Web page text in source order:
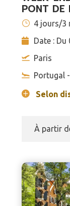
PONT DE
4 jours/3
Date : Du
Paris
Portugal
Selon
À partir